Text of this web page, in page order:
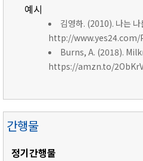
예시
김영하. (2010). 나는
http://www.yes24.com/
Burns, A. (2018).
https://amzn.to/
간행물
정기간행물